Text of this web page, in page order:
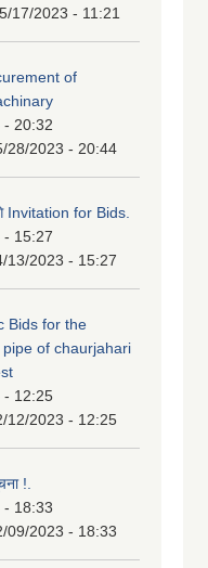
17/2023 - 11:21
of
- 20:32
28/2023 - 20:44
Invitation for Bids.
- 15:27
13/2023 - 15:27
Bids for the
of chaurjahari
- 12:25
12/2023 - 12:25
!.
- 18:33
09/2023 - 18:33